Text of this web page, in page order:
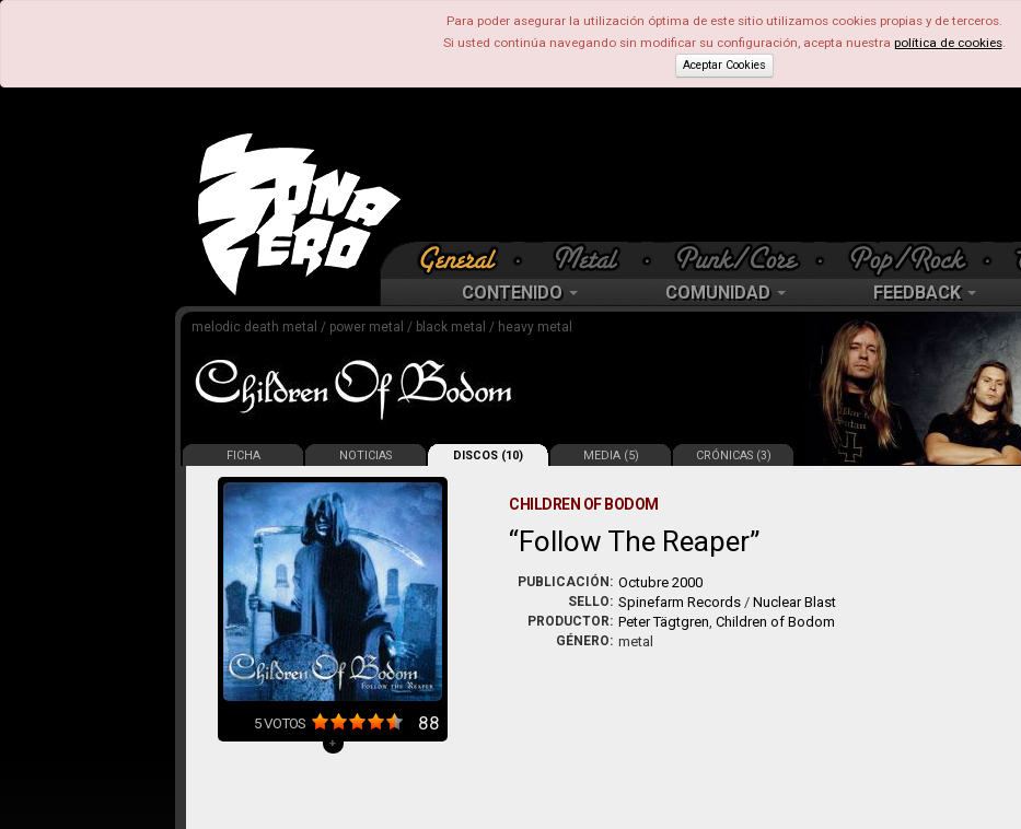
Para poder asegurar la utilización óptima de este sitio utilizamos cookies propias y de terceros.
Si usted continúa navegando sin modificar su configuración, acepta nuestra política de cookies.
Aceptar Cookies
CONTENIDO COMUNIDAD FEEDBACK
melodic death metal / power metal / black metal / heavy metal
FICHA NOTICIAS DISCOS (10) MEDIA (5) CRÓNICAS (3)
5VOTOS 88
+
CHILDREN OF BODOM
Follow The Reaper
PUBLICACIÓN: Octubre 2000
SELLO: Spinefarm Records /Nuclear Blast
PRODUCTOR: Peter Tägtgren,Children of Bodom
GÉNERO: metal